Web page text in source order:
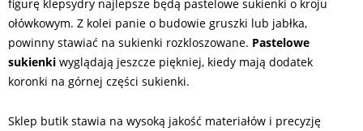
figurę klepsydry najlepsze będą pastelowe sukienki o kroju
ołówkowym. Z kolei panie o budowie gruszki lub jabłka,
powinny stawiać na sukienki rozkloszowane. Pastelowe
sukienki wyglądają jeszcze piękniej, kiedy mają dodatek
koronki na górnej części sukienki.
Sklep butik stawia na wysoką jakość materiałów i precyzję